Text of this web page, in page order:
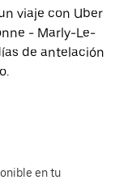
viaje con Uber
- Marly-Le-
de antelación
en tu